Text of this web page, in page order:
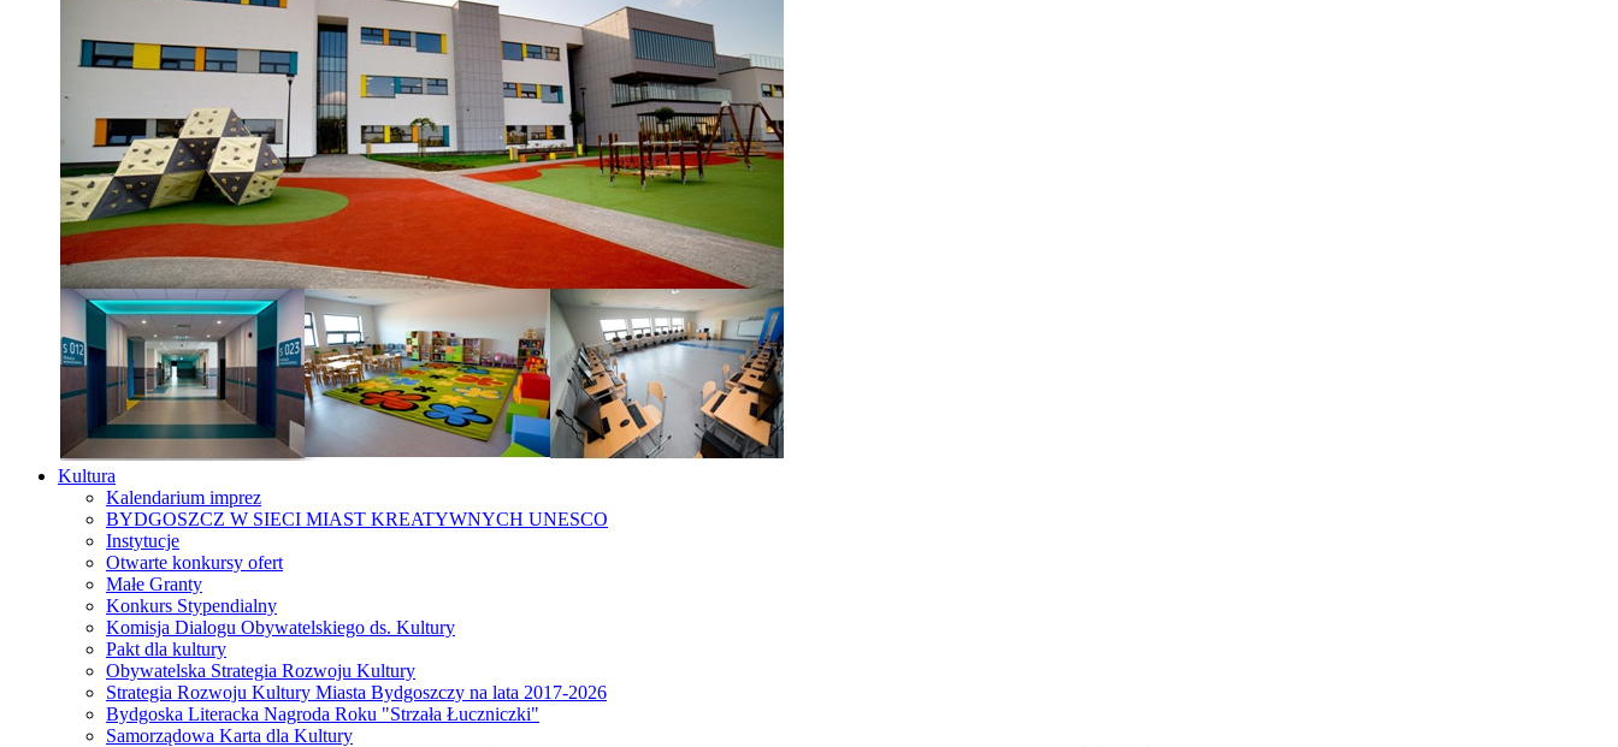
Kultura
Kalendarium imprez
BYDGOSZCZ W SIECI MIAST KREATYWNYCH UNESCO
Instytucje
Otwarte konkursy ofert
Małe Granty
Konkurs Stypendialny
Komisja Dialogu Obywatelskiego ds. Kultury
Pakt dla kultury
Obywatelska Strategia Rozwoju Kultury
Strategia Rozwoju Kultury Miasta Bydgoszczy na lata 2017-2026
Bydgoska Literacka Nagroda Roku "Strzała Łuczniczki"
Samorządowa Karta dla Kultury